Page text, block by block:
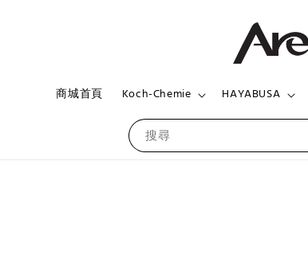
搜尋
商城首頁 Koch-Chemie HAYABUSA